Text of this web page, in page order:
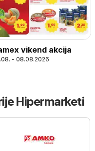
vikend akcija
- 08.08.2026
Hipermarketi